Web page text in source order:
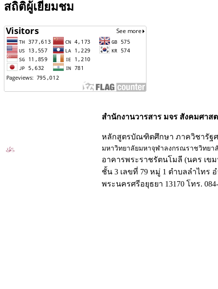
สถิติผู้เยี่ยมชม
สำนักงานวารสาร มจร สังคมศาส
หลักสูตรบัณฑิตศึกษา ภาควิชารัฐ
มหาวิทยาลัยมหาจุฬาลงกรณราชวิทยา
อาคารพระราชรัตนโมลี (นคร เข
ชั้น 3 เลขที่ 79 หมู่ 1 ตำบลลำไทร
พระนครศรีอยุธยา 13170 โทร. 084-